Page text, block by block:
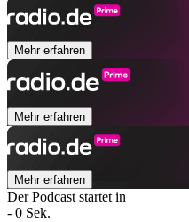
Mehr erfahren
Mehr erfahren
Mehr erfahren
Der Podcast startet in
- 0 Sek.